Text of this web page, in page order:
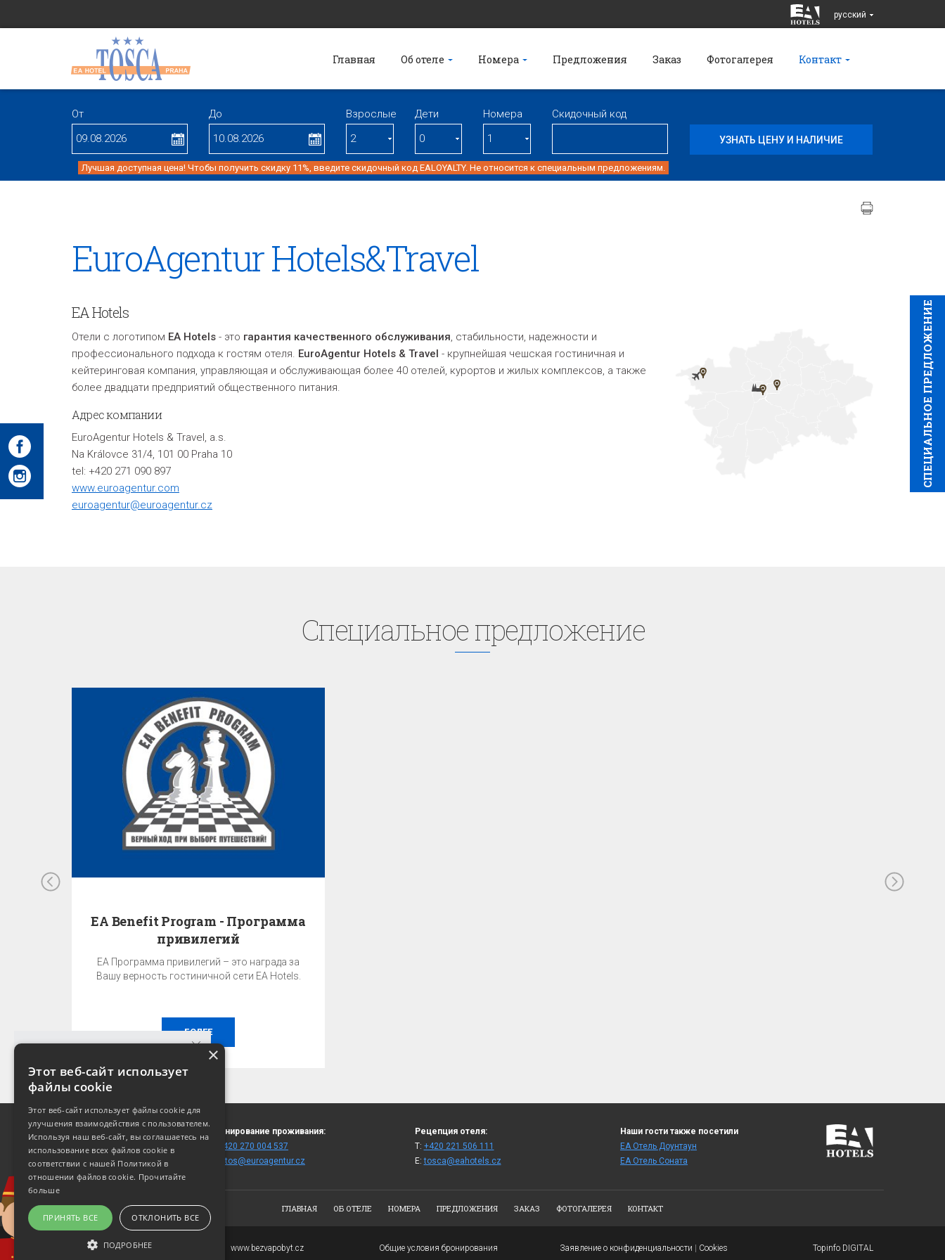
pусский
Главная Об отеле Номера Предложения Заказ Фотогалерея Контакт
От До Взрослые Дети Номерa Скидочный код
Лучшая доступная цена! Чтобы получить скидку 11%, введите скидочный код EALOYALTY. Не относится к специальным предложениям.
ГАРАНТИЯ ЛУЧШЕЙ ЦЕНЫ!
Лучшую цену можно получить только при
бронировании на этом сайте!
УЗНАТЬ ЦЕНУ И НАЛИЧИЕ
CПЕЦИAЛЬНОЕ ПРЕДЛОЖЕНИЕ
EuroAgentur Hotels&Travel
EA Hotels
Отели с логотипом EA Hotels - это гарантия качественного обслуживания, стабильности, надежности и
профессионального подхода к гостям отеля. EuroAgentur Hotels & Travel - крупнейшая чешская гостиничная и
кейтеринговая компания, управляющая и обслуживающая более 40 отелей, курортов и жилых комплексов, а также
более двадцати предприятий общественного питания.
Адрес компании
EuroAgentur Hotels & Travel, a.s.
Na Královce 31/4, 101 00 Praha 10
tel: +420 271 090 897
www.euroagentur.com
euroagentur@euroagentur.cz
Cпециaльное предложение
EA Benefit Program - Программа
привилегий
EA Программа привилегий – это награда за
Вашу верность гостиничной сети EA Hotels.
БОЛЕЕ
120 00 Praha 2
(карта)
Бронирование проживания:
+420 270 004 537
fittos@euroagentur.cz
Рецепция отеля:
T: +420 221 506 111
E:tosca@eahotels.cz
Наши гости также посетили
ЕА Отель Доунтаун
ЕА Отель Cоната
ГЛАВНАЯ ОБ ОТЕЛЕ НОМЕРА ПРЕДЛОЖЕНИЯ ЗАКАЗ ФОТОГАЛЕРЕЯ КОНТАКТ
Copyright © 2007-2026
www.bezvapobyt.cz Общие условия бронирования Заявление о конфиденциальности Cookies Topinfo DIGITAL
×
Этот веб-сайт использует
файлы cookie
Этот веб-сайт использует файлы cookie для
улучшения взаимодействия с пользователем.
Используя наш веб-сайт, вы соглашаетесь на
использование всех файлов cookie в
соответствии с нашей Политикой в ​​
отношении файлов cookie. Прочитайте
больше
ПРИНЯТЬ ВСЕ ОТКЛОНИТЬ ВСЕ
ПОДРОБНЕЕ